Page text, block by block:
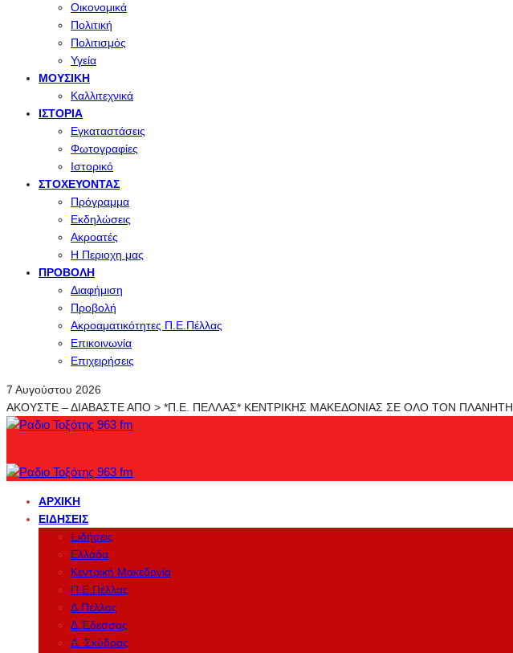
Οικονομικά
Πολιτική
Πολιτισμός
Υγεία
ΜΟΥΣΙΚΉ
Καλλιτεχνικά
ΙΣΤΟΡΊΑ
Εγκαταστάσεις
Φωτογραφίες
Ιστορικό
ΣΤΟΧΕΎΟΝΤΑΣ
Πρόγραμμα
Εκδηλώσεις
Ακροατές
Η Περιοχη μας
ΠΡΟΒΟΛΉ
Διαφήμιση
Προβολή
Ακροαματικότητες Π.Ε.Πέλλας
Επικοινωνία
Επιχειρήσεις
7 Αυγούστου 2026
ΑΚΟΥΣΤΕ – ΔΙΑΒΑΣΤΕ ΑΠΟ > *Π.Ε. ΠΕΛΛΑΣ* ΚΕΝΤΡΙΚΗΣ ΜΑΚΕΔΟΝΙΑΣ ΣΕ ΟΛΟ ΤΟΝ ΠΛΑΝΗΤΗ
ΑΡΧΙΚΉ
ΕΙΔΉΣΕΙΣ
Ειδήσεις
Ελλάδα
Κεντρική Μακεδονία
Π.Ε.Πέλλας
Δ.Πέλλας
Δ.Έδεσσας
Δ. Σκύδρας